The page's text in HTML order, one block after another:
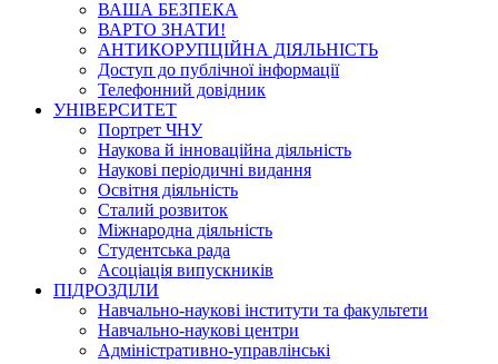
ВАША БЕЗПЕКА
ВАРТО ЗНАТИ!
АНТИКОРУПЦІЙНА ДІЯЛЬНІСТЬ
Доступ до публічної інформації
Телефонний довідник
УНІВЕРСИТЕТ
Портрет ЧНУ
Наукова й інноваційна діяльність
Наукові періодичні видання
Освітня діяльність
Сталий розвиток
Міжнародна діяльність
Студентська рада
Асоціація випускників
ПІДРОЗДІЛИ
Навчально-наукові інститути та факультети
Навчально-наукові центри
Адміністративно-управлінські